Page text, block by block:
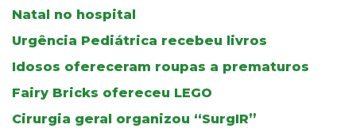
Natal no hospital
Urgência Pediátrica recebeu livros
Idosos ofereceram roupas a prematuros
Fairy Bricks ofereceu LEGO
Cirurgia geral organizou “SurgIR”